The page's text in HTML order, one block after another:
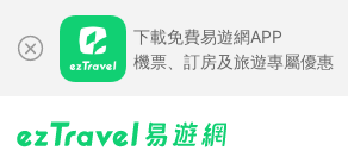
下載免費易遊網APP
機票、訂房及旅遊專屬優惠